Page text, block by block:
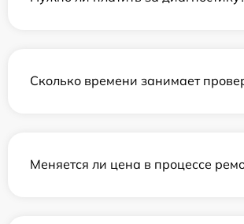
Сколько времени занимает
Меняется ли цена в процессе